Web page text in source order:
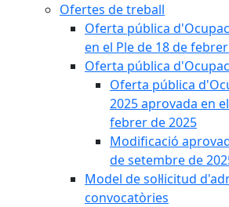
Ofertes de treball
Oferta pública
en el Ple de 18 de
Oferta pública
Oferta pública
2025 aprovada en
febrer de 2025
Modificació
de setembre de
Model de sol·licitud
convocatòries